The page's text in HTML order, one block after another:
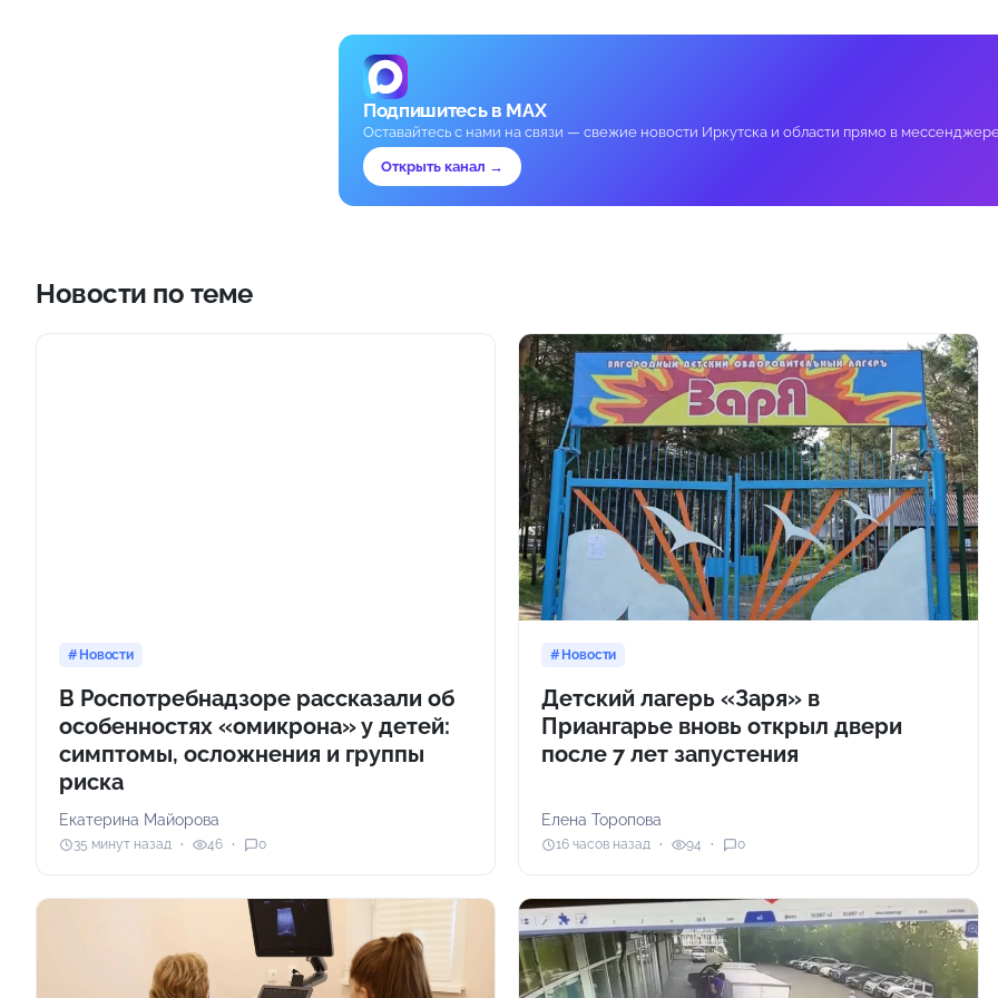
Подпишитесь в MAX
Оставайтесь с нами на связи — свежие новости Иркутска и области прямо в
Открыть канал →
Новости по теме
Новости
В Роспотребнадзоре рассказали об
особенностях «омикрона» у детей:
симптомы, осложнения и группы
риска
Екатерина Майорова
35 минут назад 46 0
Новости
Детский лагерь «Заря» в
Приангарье вновь открыл двери
после 7 лет запустения
Елена Торопова
16 часов назад 94 0